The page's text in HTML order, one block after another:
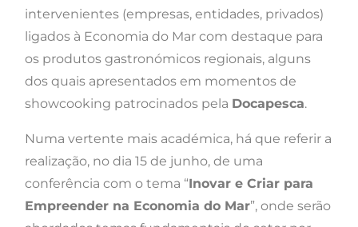
intervenientes (empresas, entidades, privados)
ligados à Economia do Mar com destaque para
os produtos gastronómicos regionais, alguns
dos quais apresentados em momentos de
showcooking patrocinados pela Docapesca.
Numa vertente mais académica, há que referir a
realização, no dia 15 de junho, de uma
conferência com o tema “Inovar e Criar para
Empreender na Economia do Mar”, onde serão